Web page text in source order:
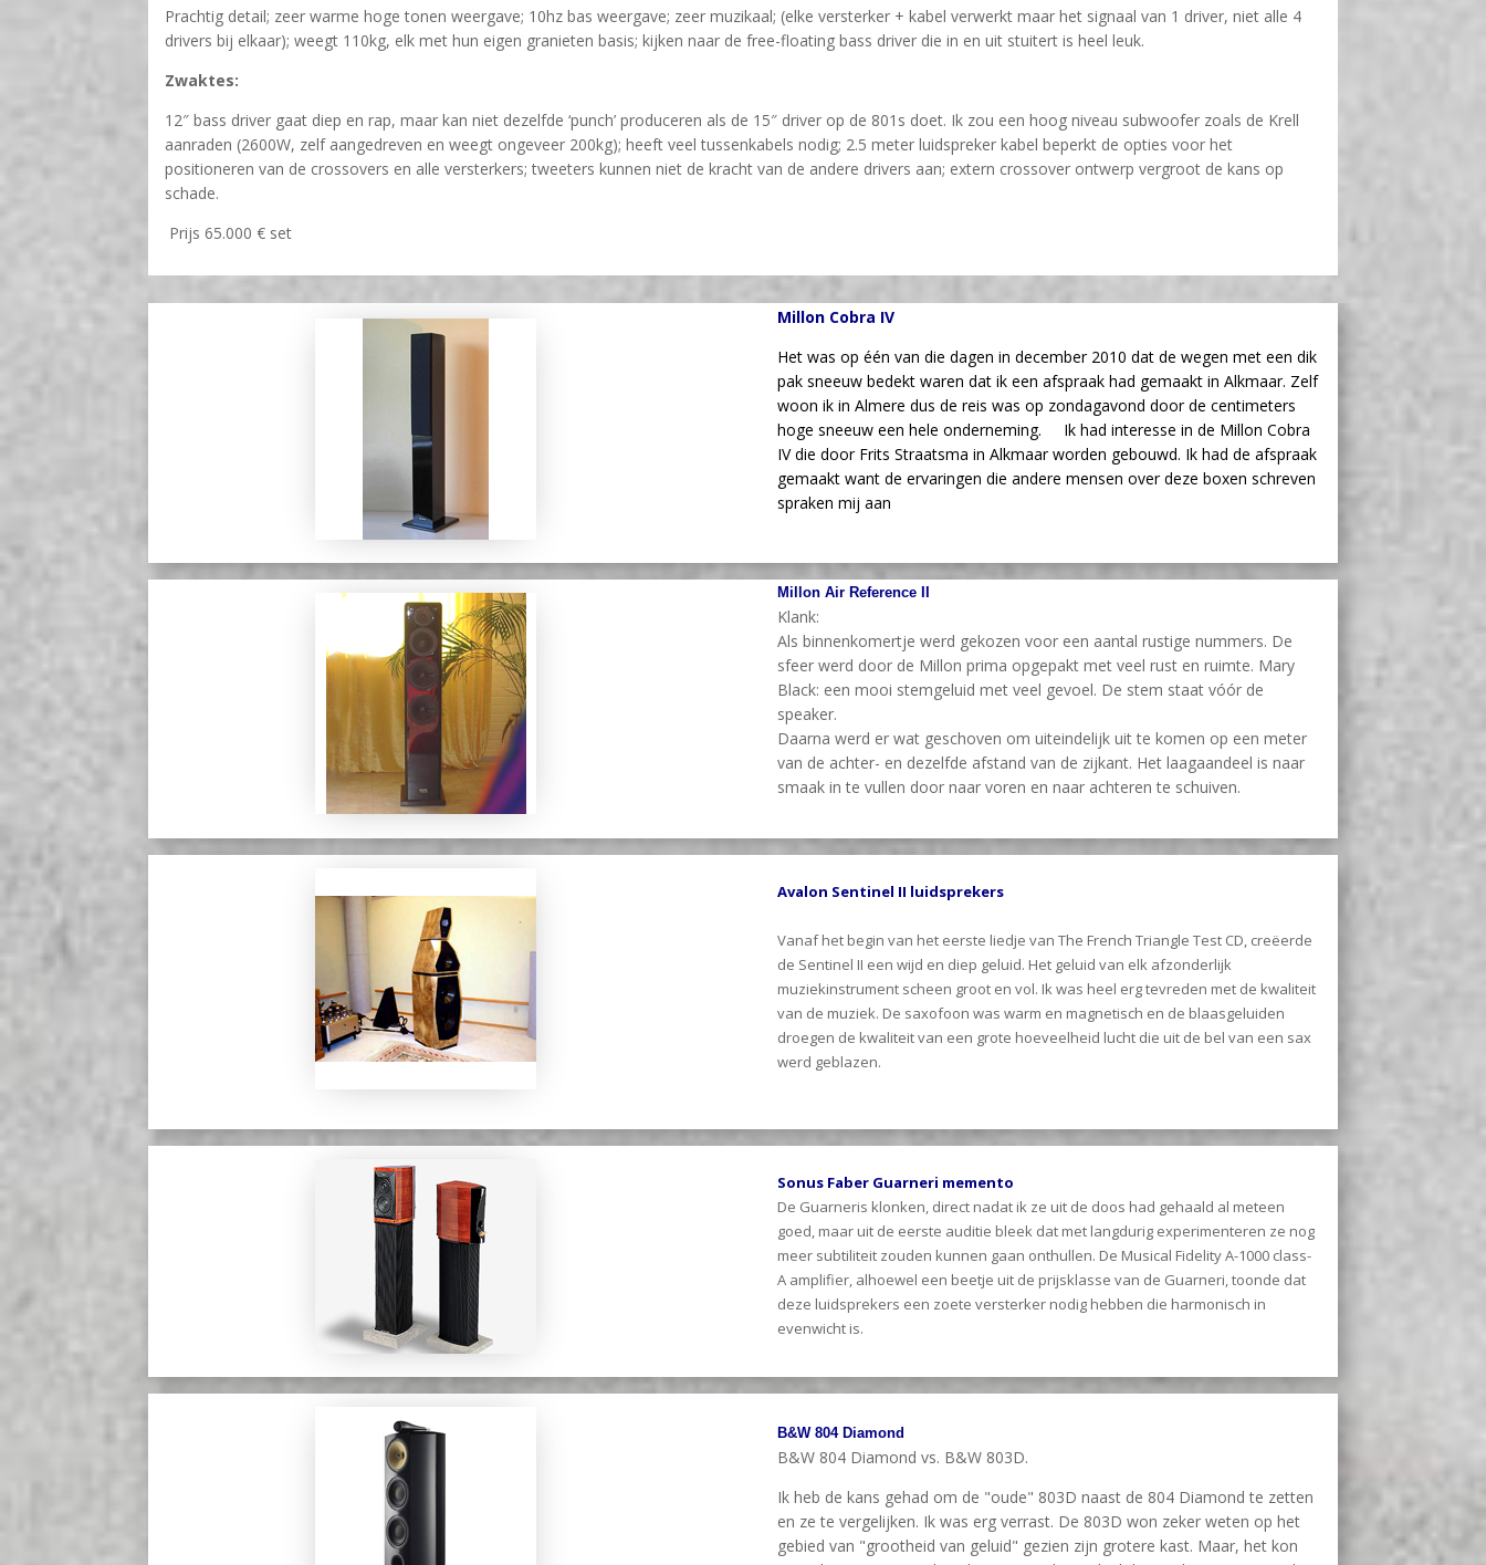
Prachtig detail; zeer warme hoge tonen weergave; 10hz bas weergave; zeer muzikaal; (elke versterker + kabel verwerkt maar het signaal van 1 driver, niet alle 4
drivers bij elkaar); weegt 110kg, elk met hun eigen granieten basis; kijken naar de free-floating bass driver die in en uit stuitert is heel leuk.
Zwaktes:
12″ bass driver gaat diep en rap, maar kan niet dezelfde ‘punch’ produceren als de 15″ driver op de 801s doet. Ik zou een hoog niveau subwoofer zoals de Krell
aanraden (2600W, zelf aangedreven en weegt ongeveer 200kg); heeft veel tussenkabels nodig; 2.5 meter luidspreker kabel beperkt de opties voor het
positioneren van de crossovers en alle versterkers; tweeters kunnen niet de kracht van de andere drivers aan; extern crossover ontwerp vergroot de kans op
schade.
Prijs 65.000 € set
Millon Cobra IV
Het was op één van die dagen in december 2010 dat de wegen met een dik
pak sneeuw bedekt waren dat ik een afspraak had gemaakt in Alkmaar. Zelf
woon ik in Almere dus de reis was op zondagavond door de centimeters
hoge sneeuw een hele onderneming. Ik had interesse in de Millon Cobra
IV die door Frits Straatsma in Alkmaar worden gebouwd. Ik had de afspraak
gemaakt want de ervaringen die andere mensen over deze boxen schreven
spraken mij aan
Millon Air Reference II
Klank:
Als binnenkomertje werd gekozen voor een aantal rustige nummers. De
sfeer werd door de Millon prima opgepakt met veel rust en ruimte. Mary
Black: een mooi stemgeluid met veel gevoel. De stem staat vóór de
speaker.
Daarna werd er wat geschoven om uiteindelijk uit te komen op een meter
van de achter- en dezelfde afstand van de zijkant. Het laagaandeel is naar
smaak in te vullen door naar voren en naar achteren te schuiven.
Avalon Sentinel II luidsprekers
Vanaf het begin van het eerste liedje van The French Triangle Test CD, creëerde
de Sentinel II een wijd en diep geluid. Het geluid van elk afzonderlijk
muziekinstrument scheen groot en vol. Ik was heel erg tevreden met de kwaliteit
van de muziek. De saxofoon was warm en magnetisch en de blaasgeluiden
droegen de kwaliteit van een grote hoeveelheid lucht die uit de bel van een sax
werd geblazen.
Sonus Faber Guarneri memento
De Guarneris klonken, direct nadat ik ze uit de doos had gehaald al meteen
goed, maar uit de eerste auditie bleek dat met langdurig experimenteren ze nog
meer subtiliteit zouden kunnen gaan onthullen. De Musical Fidelity A-1000 class-
A amplifier, alhoewel een beetje uit de prijsklasse van de Guarneri, toonde dat
deze luidsprekers een zoete versterker nodig hebben die harmonisch in
evenwicht is.
B&W 804 Diamond
B&W 804 Diamond vs. B&W 803D.
Ik heb de kans gehad om de "oude" 803D naast de 804 Diamond te zetten
en ze te vergelijken. Ik was erg verrast. De 803D won zeker weten op het
gebied van "grootheid van geluid" gezien zijn grotere kast. Maar, het kon